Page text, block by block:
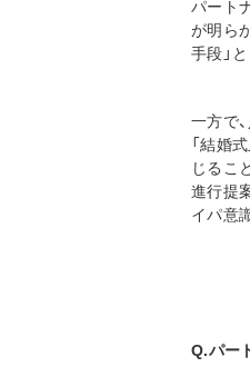
パート
が明ら
手段」
一方で
「結婚
じるこ
進行提
イパ意
Q.パー